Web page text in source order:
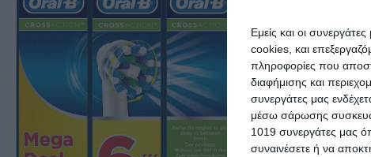
Εμείς και οι
cookies, και
πληροφορίες που
διαφήμισης και
συνεργάτες μας
μέσω σάρωσης
1019 συνεργάτες μας
συναινέσετε ή να